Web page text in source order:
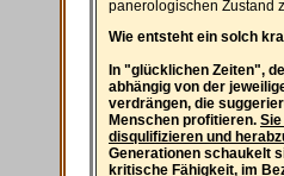
panerologischen Zustand
Wie entsteht ein solch
In "glücklichen Zeiten",
abhängig von der
verdrängen, die
Menschen profitieren.
disqulifizieren und
Generationen schaukelt
kritische Fähigkeit, im